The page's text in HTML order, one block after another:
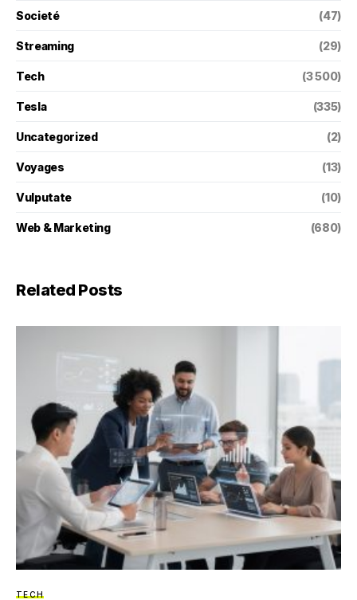
Societé (47)
Streaming (29)
Tech (3 500)
Tesla (335)
Uncategorized (2)
Voyages (13)
Vulputate (10)
Web & Marketing (680)
Related Posts
TECH